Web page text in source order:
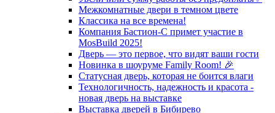
Межкомнатные двери в темном цвете
Классика на все времена!
Компания Бастион-С примет участие в
MosBuild 2025!
Дверь — это первое, что видят ваши гости
Новинка в шоуруме Family Room! 🎉
Статусная дверь, которая не боится влаги
Технологичность, надежность и красота -
новая дверь на выставке
Выставка дверей в Бибирево